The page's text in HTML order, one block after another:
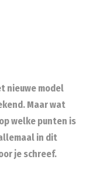
nieuwe model
Maar wat
welke punten is
in dit
je schreef.